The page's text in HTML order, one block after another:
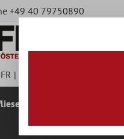
+49 40 79750890
FR |